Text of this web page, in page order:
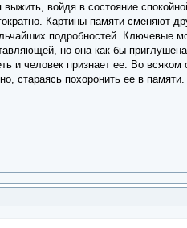
войдя в состояние
Картины памяти сменяют
подробностей. Ключевые
но она как бы
и человек признает ее. Во всяком
стараясь похоронить ее в памяти.